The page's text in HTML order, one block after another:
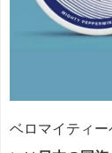
ベロマイティ